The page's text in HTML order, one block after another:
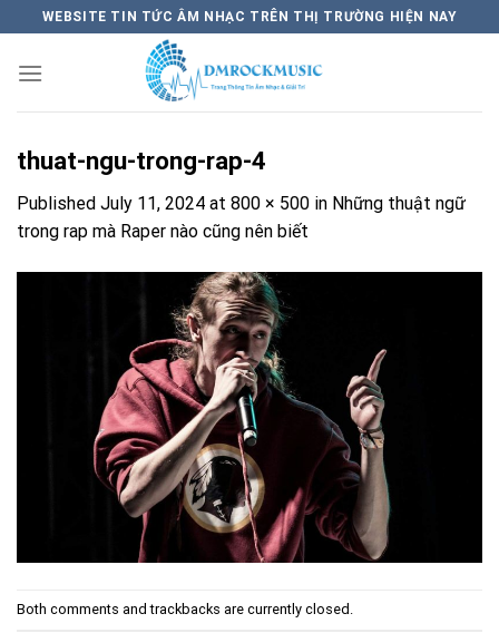
content
WEBSITE TIN TỨC ÂM NHẠC TRÊN THỊ TRƯỜNG HIỆN NAY
thuat-ngu-trong-rap-4
Published July 11, 2024 at 800 × 500 in Những thuật ngữ
trong rap mà Raper nào cũng nên biết
Both comments and trackbacks are currently closed.